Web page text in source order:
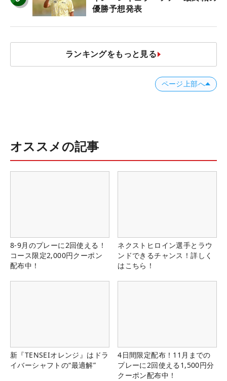
優勝予想発表
ランキングをもっと見る
ページ上部へ
オススメの記事
8-9月のプレーに2回使える！
コース限定2,000円クーポン
配布中！
ネクストヒロイン選手とラウ
ンドできるチャンス！詳しく
はこちら！
新『TENSEIオレンジ』はドラ
イバーシャフトの“最適解”
4日間限定配布！11月までの
プレーに2回使える1,500円分
クーポン配布中！